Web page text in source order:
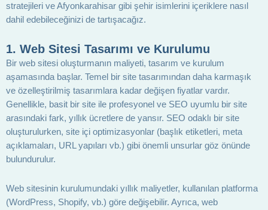
stratejileri ve Afyonkarahisar gibi şehir isimlerini içeriklere nasıl
dahil edebileceğinizi de tartışacağız.
1. Web Sitesi Tasarımı ve Kurulumu
Bir web sitesi oluşturmanın maliyeti, tasarım ve kurulum
aşamasında başlar. Temel bir site tasarımından daha karmaşık
ve özelleştirilmiş tasarımlara kadar değişen fiyatlar vardır.
Genellikle, basit bir site ile profesyonel ve SEO uyumlu bir site
arasındaki fark, yıllık ücretlere de yansır. SEO odaklı bir site
oluşturulurken, site içi optimizasyonlar (başlık etiketleri, meta
açıklamaları, URL yapıları vb.) gibi önemli unsurlar göz önünde
bulundurulur.
Web sitesinin kurulumundaki yıllık maliyetler, kullanılan platforma
(WordPress, Shopify, vb.) göre değişebilir. Ayrıca, web